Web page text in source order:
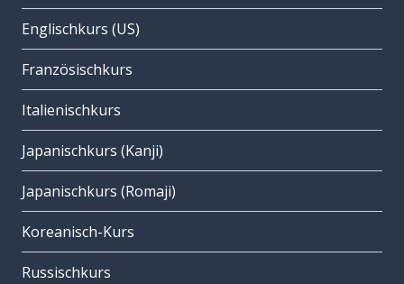
Englischkurs (US)
Französischkurs
Italienischkurs
Japanischkurs (Kanji)
Japanischkurs (Romaji)
Koreanisch-Kurs
Russischkurs